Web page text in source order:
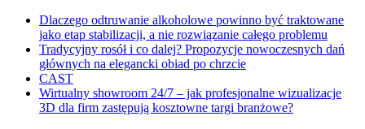
Dlaczego odtruwanie alkoholowe powinno być traktowane
jako etap stabilizacji, a nie rozwiązanie całego problemu
Tradycyjny rosół i co dalej? Propozycje nowoczesnych dań
głównych na elegancki obiad po chrzcie
CAST
Wirtualny showroom 24/7 – jak profesjonalne wizualizacje
3D dla firm zastępują kosztowne targi branżowe?